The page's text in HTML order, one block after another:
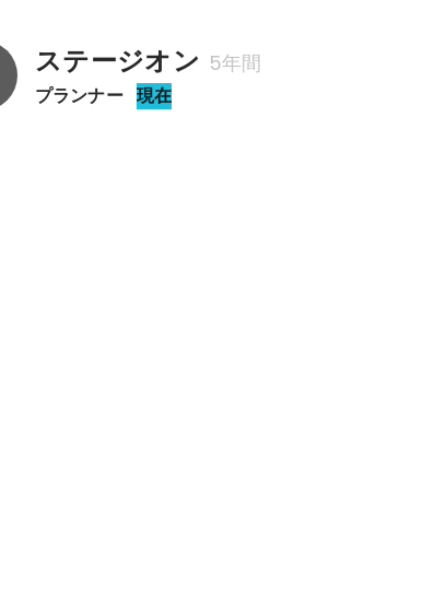
ステージオン 5年間
プランナー 現在